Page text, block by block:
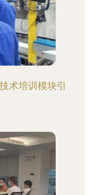
术培训模块引